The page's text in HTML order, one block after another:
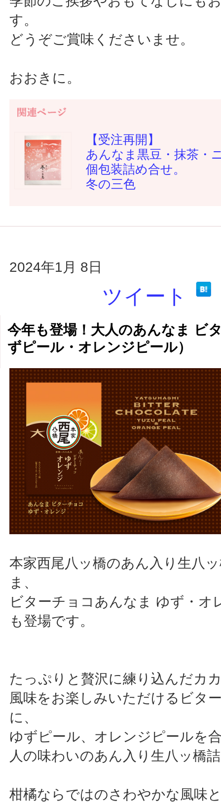
す。
どうぞご賞味くださいませ。
おおきに。
【受注再開】
あんなま黒豆・抹茶・
個包装詰め合せ。
冬の三色
2024年1月 8日
ツイート
今年も登場！大人のあんなま ビ
ずピール・オレンジピール）
本家西尾八ッ橋のあん入り生八
ま、
ビターチョコあんなま ゆず・オ
も登場です。
たっぷりと贅沢に練り込んだカ
風味をお楽しみいただけるビタ
に、
ゆずピール、オレンジピールを
人の味わいのあん入り生八ッ橋
柑橘ならではのさわやかな風味